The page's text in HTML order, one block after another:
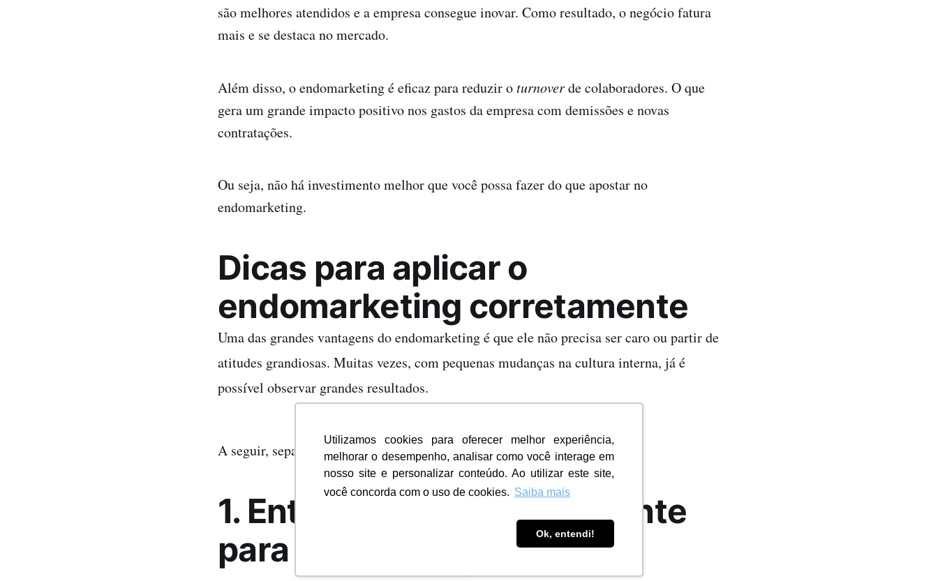
Utilizamos cookies para oferecer melhor experiência,
melhorar o desempenho, analisar como você interage em
nosso site e personalizar conteúdo. Ao utilizar este site,
você concorda com o uso de cookies. Saiba mais
Ok, entendi!
são melhores atendidos e a empresa consegue inovar. Como resultado, o negócio fatura
mais e se destaca no mercado.
Além disso, o endomarketing é eficaz para reduzir oturnoverde colaboradores. O que
gera um grande impacto positivo nos gastos da empresa com demissões e novas
contratações.
Ou seja, não há investimento melhor que você possa fazer do que apostar no
endomarketing.
Dicas para aplicar o
endomarketing corretamente
Uma das grandes vantagens do endomarketing é que ele não precisa ser caro ou partir de
atitudes grandiosas. Muitas vezes, com pequenas mudanças na cultura interna, já é
possível observar grandes resultados.
A seguir, separamos algumas dicas que vão ajudá-lo com essa tarefa:
1. Entenda o que é importante
para a sua equipe